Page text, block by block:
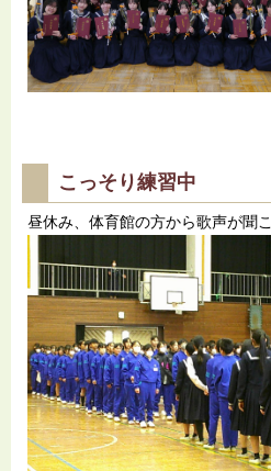
こっそり練習中
昼休み、体育館の方から歌声が聞